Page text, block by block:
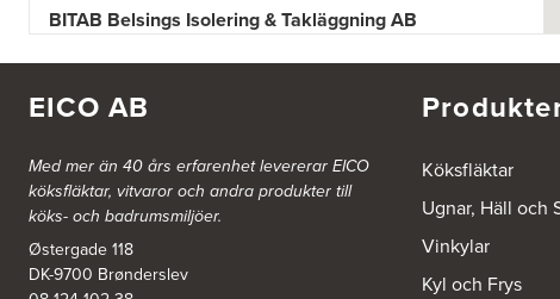
BITAB Belsings Isolering & Takläggning AB
Dalsäng 2, 64592 Strängnäs
Tel.:0152-30277
BSA Kök & Bad AB
Johannefredsgatan 7
431 53 Mölndal
EICO AB
Med mer än 40 års erfarenhet levererar EICO
köksfläktar, vitvaror och andra produkter till
köks- och badrumsmiljöer.
Østergade 118
DK-9700 Brønderslev
Köksfläktar
Ugnar, Häll och
Vinkylar
Kyl och Frys